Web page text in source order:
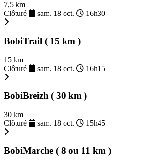
7,5 km
Clôturé
sam. 18 oct. 16h30
BobiTrail ( 15 km )
15 km
Clôturé
sam. 18 oct. 16h15
BobiBreizh ( 30 km )
30 km
Clôturé
sam. 18 oct. 15h45
BobiMarche ( 8 ou 11 km )